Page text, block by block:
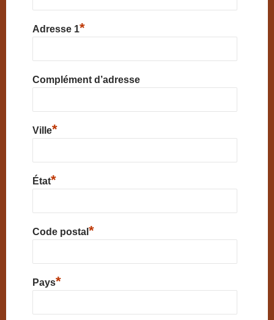
Adresse 1*
Complément d’adresse
Ville*
État*
Code postal *
Pays*